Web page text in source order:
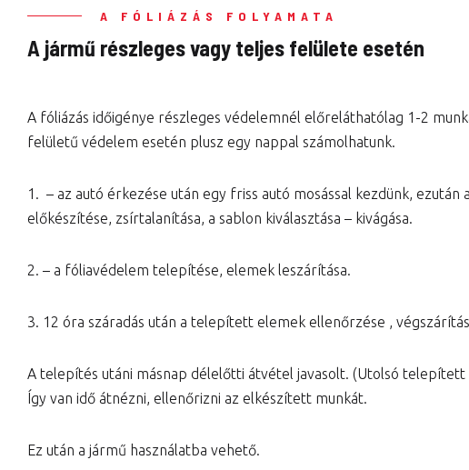
A FÓLIÁZÁS FOLYAMATA
A jármű részleges vagy teljes felülete esetén
A fóliázás időigénye részleges védelemnél előreláthatólag 1-2
felületű védelem esetén plusz egy nappal számolhatunk.
1. – az autó érkezése után egy friss autó mosással kezdünk, ezután
előkészítése, zsírtalanítása, a sablon kiválasztása – kivágása.
2. – a fóliavédelem telepítése, elemek leszárítása.
3. 12 óra száradás után a telepített elemek ellenőrzése ,
A telepítés utáni másnap délelőtti átvétel javasolt. (Utolsó telepített
Így van idő átnézni, ellenőrizni az elkészített munkát.
Ez után a jármű használatba vehető.